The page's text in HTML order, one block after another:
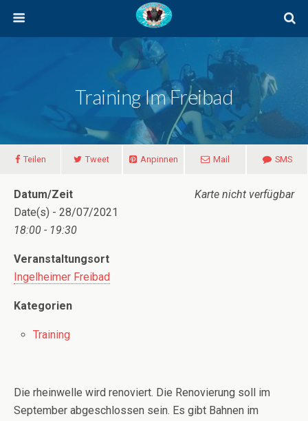
Training Im Freibad
Teilen Tweet Anpinnen Mail SMS
Karte nicht verfügbar
Datum/Zeit
Date(s) - 28/07/2021
18:00 - 19:30
Veranstaltungsort
Ingelheimer Freibad
Kategorien
Training
Die rheinwelle wird renoviert. Die Renovierung soll im
September abgeschlossen sein. Es gibt Bahnen im